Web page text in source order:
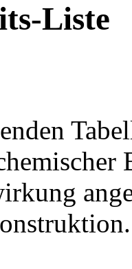
Liste